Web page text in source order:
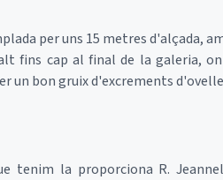
per uns 15 metres d'alçada,
fins cap al final de la galeria,
un bon gruix d'excrements
tenim la proporciona R.